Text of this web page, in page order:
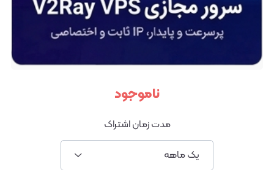
ناموجود
مدت زمان اشتراک
یک ماهه